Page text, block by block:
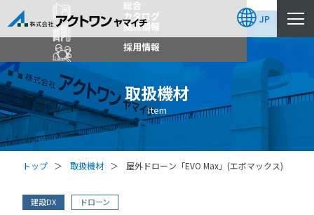
総合
カタログ
拠点情報
採用情報
JP
https://www.act-1.co.jp/product-catalog/?item_search=EVO
取扱機材
Item
トップ 取扱機材 屋外ドローン「EVO Max」(エボマックス)
建設DX ドローン